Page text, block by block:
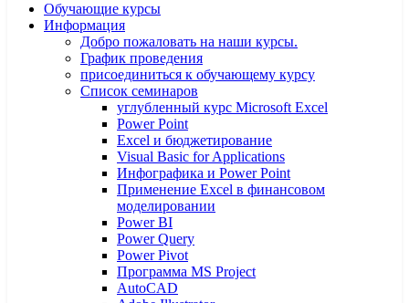
Обучающие курсы
Информация
Добро пожаловать на наши курсы.
График проведения
присоединиться к обучающему курсу
Список семинаров
углубленный курс Microsoft Excel
Power Point
Excel и бюджетирование
Visual Basic for Applications
Инфографика и Power Point
Применение Excel в финансовом
моделировании
Power BI
Power Query
Power Pivot
Программа MS Project
AutoCAD